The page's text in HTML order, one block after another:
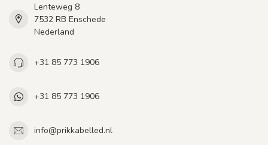
Lenteweg 8
7532 RB Enschede
Nederland
+31 85 773 1906
+31 85 773 1906
info@prikkabelled.nl